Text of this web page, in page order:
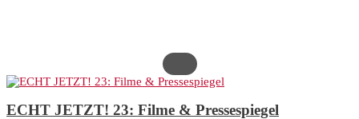
ECHT JETZT! 23: Filme & Pressespiegel